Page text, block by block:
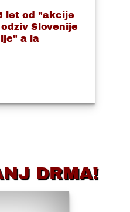
let od "akcije
Slovenije
a la
DRMA!